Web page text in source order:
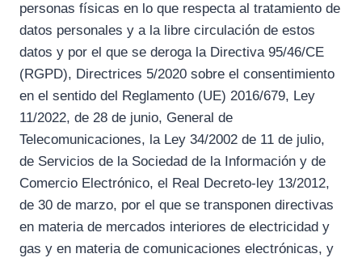
personas físicas en lo que respecta al tratamiento de
datos personales y a la libre circulación de estos
datos y por el que se deroga la Directiva 95/46/CE
(RGPD), Directrices 5/2020 sobre el consentimiento
en el sentido del Reglamento (UE) 2016/679, Ley
11/2022, de 28 de junio, General de
Telecomunicaciones, la Ley 34/2002 de 11 de julio,
de Servicios de la Sociedad de la Información y de
Comercio Electrónico, el Real Decreto-ley 13/2012,
de 30 de marzo, por el que se transponen directivas
en materia de mercados interiores de electricidad y
gas y en materia de comunicaciones electrónicas, y